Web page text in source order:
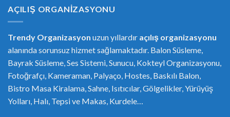
AÇILIŞ ORGANIZASYONU
Trendy Organizasyon uzun yıllardır açılış organizasyonu
alanında sorunsuz hizmet sağlamaktadır. Balon Süsleme,
Bayrak Süsleme, Ses Sistemi, Sunucu, Kokteyl Organizasyonu,
Fotoğrafçı, Kameraman, Palyaço, Hostes, Baskılı Balon,
Bistro Masa Kiralama, Sahne, Isıtıcılar, Gölgelikler, Yürüyüş
Yolları, Halı, Tepsi ve Makas, Kurdele…